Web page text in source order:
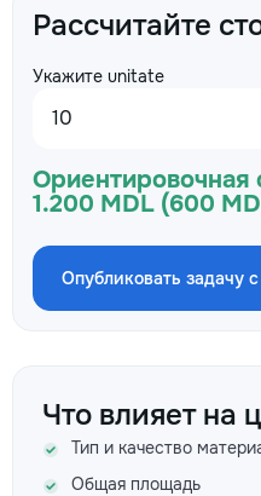
Рассчитайте
Укажите unitate
Ориентировочная
1.200 MDL (600
Опубликовать задачу
Что влияет на
Тип и качество
Общая площадь